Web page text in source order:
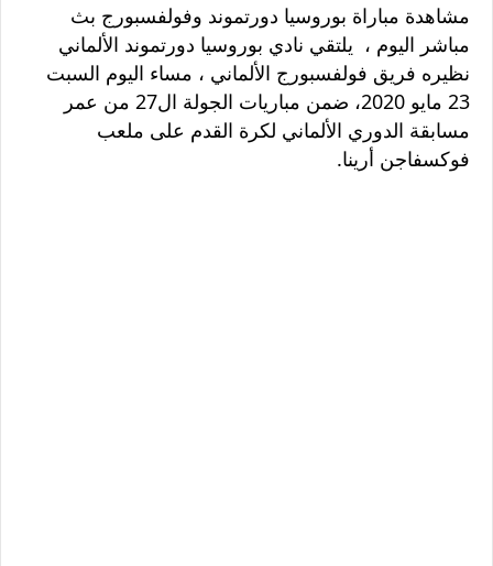
مشاهدة مباراة بوروسيا دورتموند وفولفسبورج بث
مباشر اليوم ، يلتقي نادي بوروسيا دورتموند الألماني
نظيره فريق فولفسبورج الألماني ، مساء اليوم السبت
23 مايو 2020، ضمن مباريات الجولة ال27 من عمر
مسابقة الدوري الألماني لكرة القدم على ملعب
فوكسفاجن أرينا.